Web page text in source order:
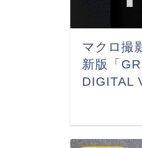
マクロ撮
新版「
DIGITAL